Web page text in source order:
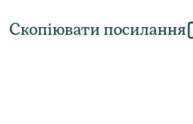
Скопіювати посилання